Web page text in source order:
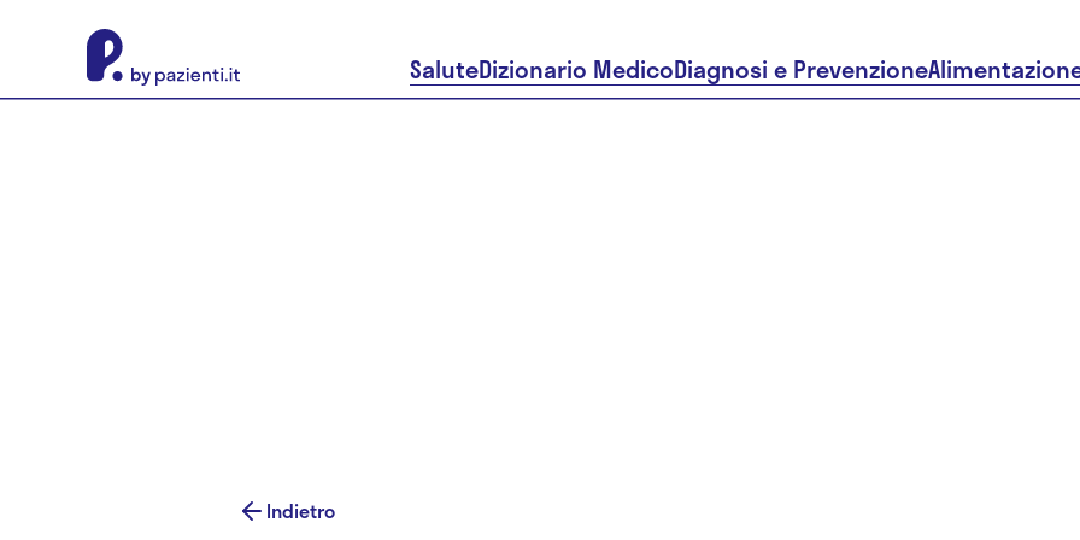
SaluteDizionario MedicoDiagnosi e Prevenzione
Indietro